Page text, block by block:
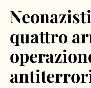
quattro